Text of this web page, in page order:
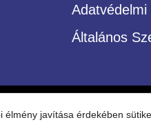
Általános
– Minden
élmény javítása érdekében